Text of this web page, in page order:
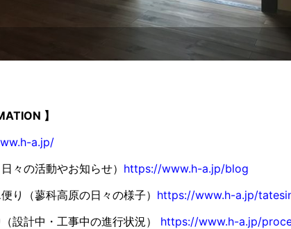
】
a.jp/
の活動やお知らせ） https://www.h-a.jp/blog
（蓼科高原の日々の様子） https://www.h-a.jp/
計中・工事中の進行状況） https://www.h-a.jp/